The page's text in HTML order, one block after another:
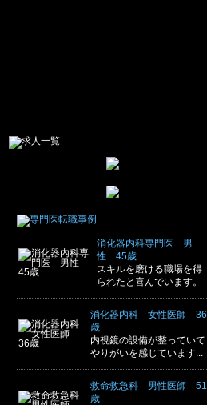
消化器内科専門医 男
性 45歳
スキルを磨ける職場を得
られたと喜んでいます。
消化器内科 女性医師 36
歳
内視鏡の設備が整っていて
やりがいを感じています...
救命救急科 男性医師 51
歳